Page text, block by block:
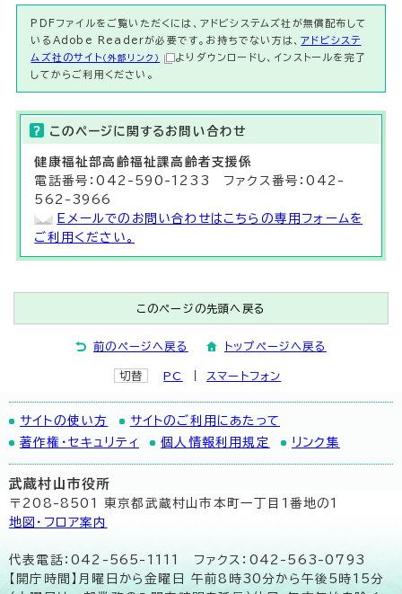
PDFファイルをご覧いただくには、アドビシステムズ社が無償配布して
いるAdobe Readerが必要です。お持ちでない方は、アドビシステ
ムズ社のサイト （外部リンク）
よりダウンロードし、インストールを完了
してからご利用ください。
このページに関する お問い合わせ
健康福祉部高齢福祉課高齢者支援係
電話番号：042-590-1233 ファクス番号：042-
562-3966
Eメールでのお問い合わせはこちらの専用フォームを
ご利用ください。
このページの先頭へ戻る
前のページへ戻る トップページへ戻る
切替 PC スマートフォン
サイトの使い方
サイトのご利用にあたって
著作権・セキュリティ
個人情報利用規定 リンク集
武蔵村山市役所
〒208-8501 東京都武蔵村山市本町一丁目1番地の1
地図･フロア案内
代表電話：042-565-1111 ファクス：042-563-0793
【開庁時間】月曜日から金曜日 午前8時30分から午後5時15分